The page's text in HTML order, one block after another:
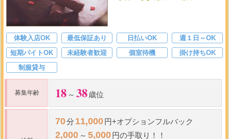
体験入店OK 最低保証あり 日払いOK
週１日～OK
短期バイトOK
未経験者歓迎 個室待機
掛け持ちOK
制服貸与
募集年齢 18 ～ 38歳位
70分 11,000円+オプションフルバック
2,000 ～ 5,000円の手取り！！